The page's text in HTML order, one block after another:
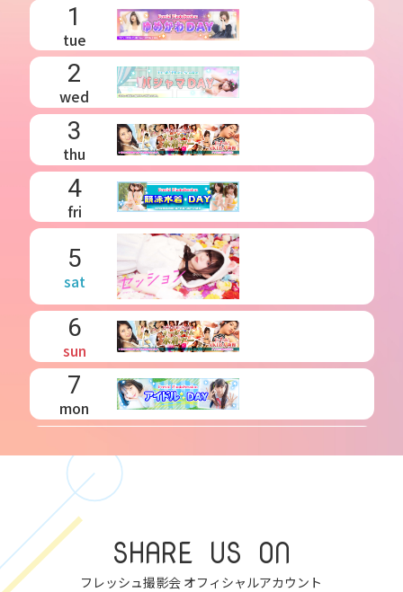
1
tue
2
wed
3
thu
4
fri
5
sat
6
sun
7
mon
tue
9
wed
thu
SHARE US ON
フレッシュ撮影会 オフィシャルアカウント